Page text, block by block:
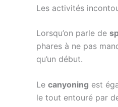
Les activités
Lorsqu’on parle de
phares à ne pas
qu’un début.
Le canyoning est
le tout entouré par